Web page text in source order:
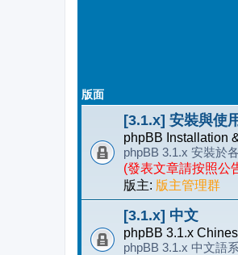
版面
[3.1.x] 安裝與使
phpBB Installation
phpBB 3.1.x 安裝於
(發表文章請按照公
版主: 版主管理群
[3.1.x] 中文
phpBB 3.1.x
phpBB 3.1.x 中文語